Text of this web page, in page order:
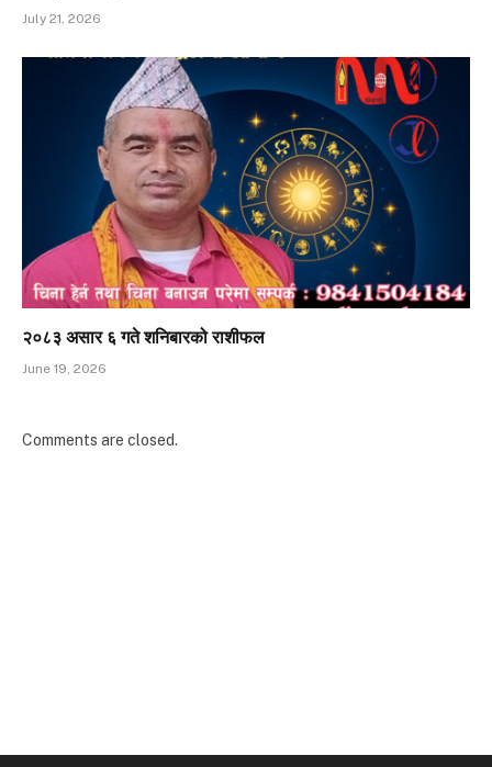
July 21, 2026
२०८३ असार ६ गते शनिबारको राशीफल
June 19, 2026
Comments are closed.